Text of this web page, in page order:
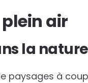
air
la nature
paysages à